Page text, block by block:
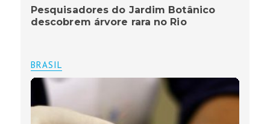
Pesquisadores do Jardim Botânico
descobrem árvore rara no Rio
BRASIL